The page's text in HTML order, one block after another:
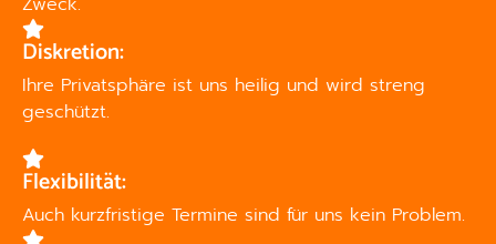
Diskretion:
Ihre Privatsphäre ist uns heilig und wird streng
geschützt.
Flexibilität:
Auch kurzfristige Termine sind für uns kein Problem.